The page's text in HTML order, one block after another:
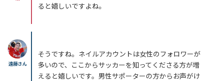
ると嬉しいですよね。
遠藤さん
そうですね。ネイルアカウントは女性のフォロワーが
多いので、ここからサッカーを知ってくださる方が増
えると嬉しいです。男性サポーターの方からお声がけ